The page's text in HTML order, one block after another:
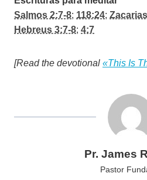
Salmos 2:7-8; 118:24;
Hebreus 3:7-8; 4:7
[Read the devotional «This Is
Pr. James
Pastor